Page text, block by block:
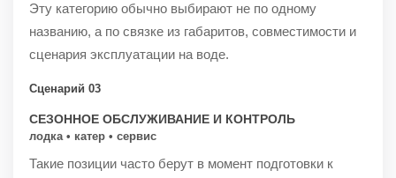
Эту категорию обычно выбирают не по одному
названию, а по связке из габаритов, совместимости и
сценария эксплуатации на воде.
Сценарий 03
СЕЗОННОЕ ОБСЛУЖИВАНИЕ И КОНТРОЛЬ
лодка • катер • сервис
Такие позиции часто берут в момент подготовки к